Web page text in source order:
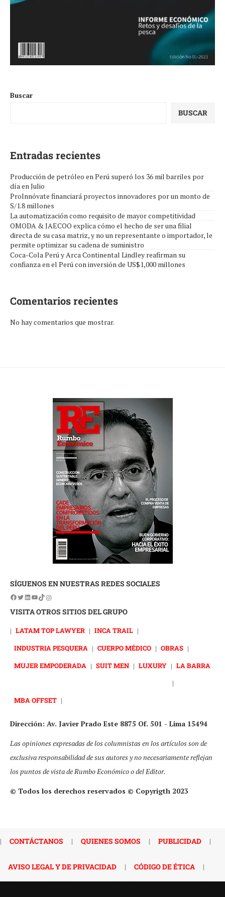
Buscar
BUSCAR
Entradas recientes
Producción de petróleo en Perú superó los 36 mil barriles por
día en Julio
ProInnóvate financiará proyectos innovadores por un monto de
S/1.8 millones
La automatización como requisito de mayor competitividad
OMODA & JAECOO explica cómo el hecho de ser una filial
directa de su casa matriz, y no un representante o importador, le
permite optimizar su cadena de suministro
Coca-Cola Perú y Arca Continental Lindley reafirman su
confianza en el Perú con inversión de US$1,000 millones
Comentarios recientes
No hay comentarios que mostrar.
SÍGUENOS EN NUESTRAS REDES SOCIALES
VISITA OTROS SITIOS DEL GRUPO
| LATAM TOP LAWYER | INCA TRAIL |
INDUSTRIA PESQUERA | CUERPO MÉDICO | OBRAS |
MUJER EMPODERADA | SUIT MEN | LUXURY | LA BARRA
|
MBA OFFSET |
Dirección: Av. Javier Prado Este 8875 Of. 501 - Lima 15494
Las opiniones expresadas de los columnistas en los artículos son de
exclusiva responsabilidad de sus autores y no necesariamente reflejan
los puntos de vista de Rumbo Económico o del Editor.
© Todos los derechos reservados © Copyrigth 2023
| CONTÁCTANOS | QUIENES SOMOS | PUBLICIDAD |
AVISO LEGAL Y DE PRIVACIDAD | CÓDIGO DE ÉTICA |